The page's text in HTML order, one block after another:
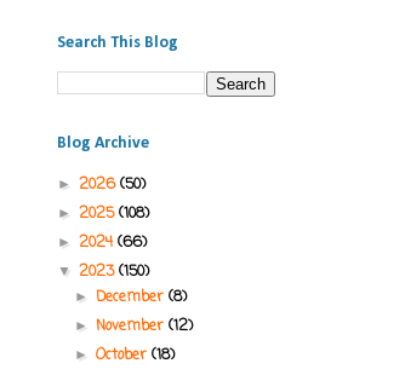
Search This Blog
Blog Archive
► 2026(50)
► 2025(108)
► 2024 (66)
▼ 2023(150)
► December(8)
►November(12)
►October(18)